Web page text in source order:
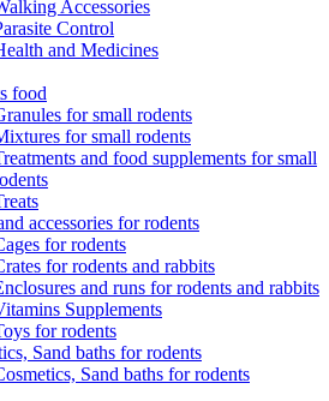
Accessories
Control
and Medicines
food
for small rodents
for small rodents
and food supplements for small
accessories for rodents
for rodents
for rodents and rabbits
and runs for rodents and rabbits
Supplements
for rodents
Sand baths for rodents
Sand baths for rodents